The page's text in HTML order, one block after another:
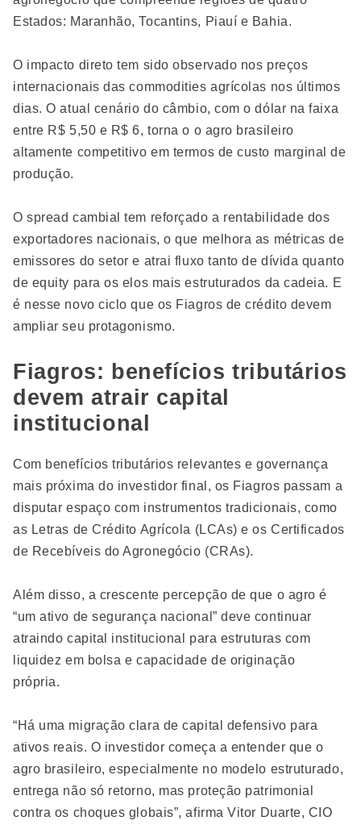
Estados: Maranhão, Tocantins, Piauí e Bahia.
O impacto direto tem sido observado nos preços
internacionais das commodities agrícolas nos últimos
dias. O atual cenário do câmbio, com o dólar na faixa
entre R$ 5,50 e R$ 6, torna o o agro brasileiro
altamente competitivo em termos de custo marginal de
produção.
O spread cambial tem reforçado a rentabilidade dos
exportadores nacionais, o que melhora as métricas de
emissores do setor e atrai fluxo tanto de dívida quanto
de equity para os elos mais estruturados da cadeia. E
é nesse novo ciclo que os Fiagros de crédito devem
ampliar seu protagonismo.
Fiagros: benefícios tributários
devem atrair capital
institucional
Com benefícios tributários relevantes e governança
mais próxima do investidor final, os Fiagros passam a
disputar espaço com instrumentos tradicionais, como
as Letras de Crédito Agrícola (LCAs) e os Certificados
de Recebíveis do Agronegócio (CRAs).
Além disso, a crescente percepção de que o agro é
“um ativo de segurança nacional” deve continuar
atraindo capital institucional para estruturas com
liquidez em bolsa e capacidade de originação
própria.
“Há uma migração clara de capital defensivo para
ativos reais. O investidor começa a entender que o
agro brasileiro, especialmente no modelo estruturado,
entrega não só retorno, mas proteção patrimonial
contra os choques globais”, afirma Vitor Duarte, CIO